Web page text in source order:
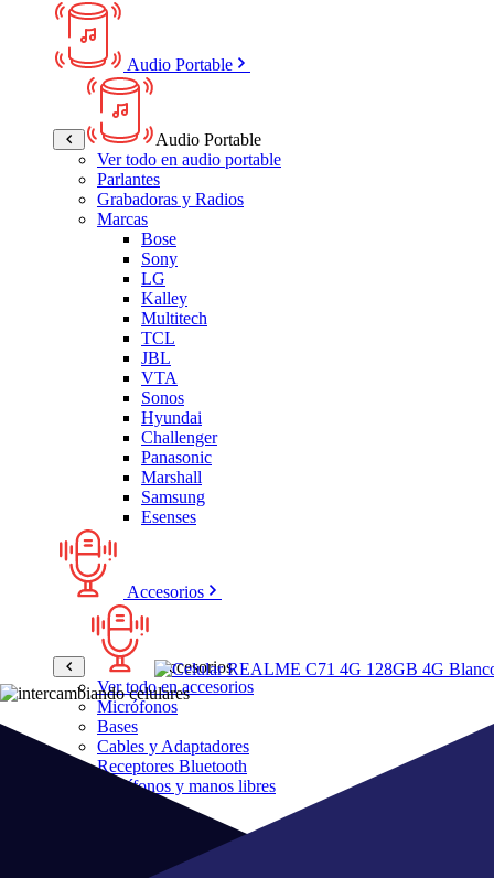
Audio Portable
Audio Portable
Ver todo en audio portable
Parlantes
Grabadoras y Radios
Marcas
Bose
Sony
LG
Kalley
Multitech
TCL
JBL
VTA
Sonos
Hyundai
Challenger
Panasonic
Marshall
Samsung
Esenses
Accesorios
Accesorios
Ver todo en accesorios
Micrófonos
Bases
Cables y Adaptadores
Receptores Bluetooth
Audífonos y manos libres